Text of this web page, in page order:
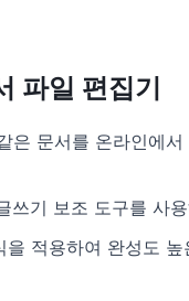
파일 편집기
은 문서를 온라인에서
쓰기 보조 도구를 사
적용하여 완성도 높